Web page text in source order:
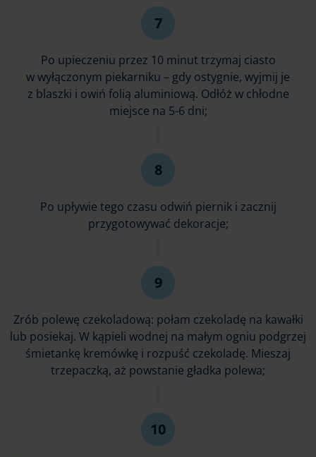
Po upieczeniu przez 10 minut trzymaj ciasto
w wyłączonym piekarniku – gdy ostygnie, wyjmij je
z blaszki i owiń folią aluminiową. Odłóż w chłodne
miejsce na 5-6 dni;
Po upływie tego czasu odwiń piernik i zacznij
przygotowywać dekoracje;
Zrób polewę czekoladową: połam czekoladę na kawałki
lub posiekaj. W kąpieli wodnej na małym ogniu podgrzej
śmietankę kremówkę i rozpuść czekoladę. Mieszaj
trzepaczką, aż powstanie gładka polewa;